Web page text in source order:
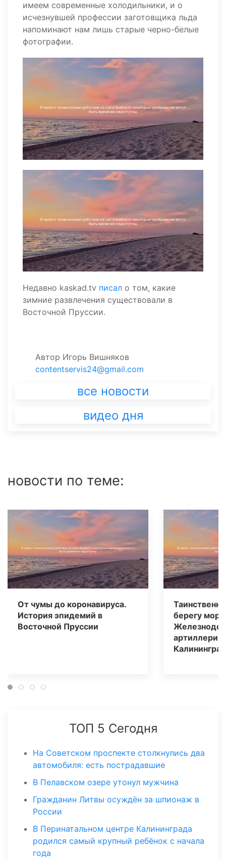
имеем современные холодильники, и о
исчезнувшей профессии заготовщика льда
напоминают нам лишь старые черно-белые
фотографии.
Недавно kaskad.tv писал о том, какие
зимние развлечения существовали в
Восточной Пруссии.
Автор Игорь Вишняков
contentservis24@gmail.com
все новости
видео дня
новости по теме:
От чумы до коронавируса.
История эпидемий в
Восточной Пруссии
берегу моря.
артиллерия
ТОП 5 Сегодня
На Советском проспекте столкнулись два
автомобиля: есть пострадавшие
В Пелавском озере утонул мужчина
Гражданин Литвы осуждён за шпионаж в
России
В Перинатальном центре Калининграда
родился самый крупный ребёнок с начала
года